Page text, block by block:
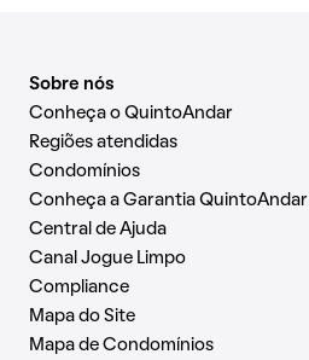
Sobre nós
Conheça o QuintoAndar
Regiões atendidas
Condomínios
Conheça a Garantia QuintoAndar
Central de Ajuda
Canal Jogue Limpo
Compliance
Mapa do Site
Mapa de Condomínios